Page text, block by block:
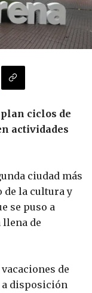
ciclos de
actividades
ciudad más
de la cultura y
se puso a
de
de
disposición